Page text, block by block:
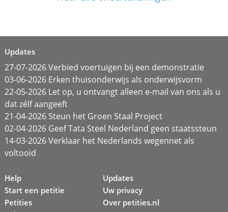
Updates
27-07-2026 Verbied voertuigen bij een demonstratie
03-06-2026 Erken thuisonderwijs als onderwijsvorm
22-05-2026 Let op, u ontvangt alleen e-mail van ons als u
dat zélf aangeeft
21-04-2026 Steun het Groen Staal Project
02-04-2026 Geef Tata Steel Nederland geen staatssteun
14-03-2026 Verklaar het Nederlands wegennet als
voltooid
Help
Start een petitie
Petities
Updates
Uw privacy
Over petities.nl